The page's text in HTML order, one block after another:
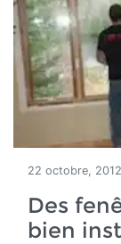
22 octobre, 2012
Des
bien